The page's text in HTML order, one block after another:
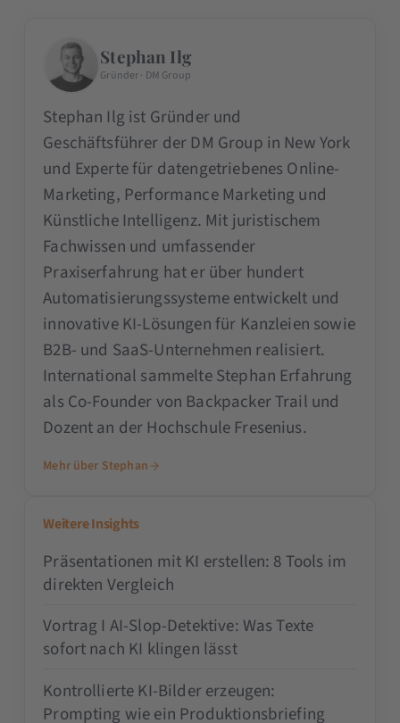
Stephan Ilg
Gründer · DM Group
Stephan Ilg ist Gründer und
Geschäftsführer der DM Group in New York
und Experte für datengetriebenes Online-
Marketing, Performance Marketing und
Künstliche Intelligenz. Mit juristischem
Fachwissen und umfassender
Praxiserfahrung hat er über hundert
Automatisierungssysteme entwickelt und
innovative KI-Lösungen für Kanzleien sowie
B2B- und SaaS-Unternehmen realisiert.
International sammelte Stephan Erfahrung
als Co-Founder von Backpacker Trail und
Dozent an der Hochschule Fresenius.
Mehr über Stephan
Weitere Insights
Präsentationen mit KI erstellen: 8 Tools im
direkten Vergleich
Vortrag I AI-Slop-Detektive: Was Texte
sofort nach KI klingen lässt
Kontrollierte KI-Bilder erzeugen:
Prompting wie ein Produktionsbriefing